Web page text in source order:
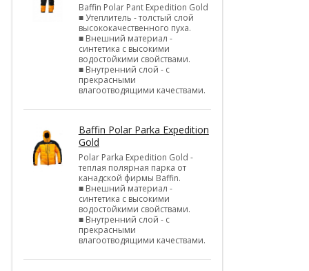
Baffin Polar Pant Expedition Gold
■ Утеплитель - толстый слой
высококачественного пуха.
■ Внешний материал -
синтетика с высокими
водостойкими свойствами.
■ Внутренний слой - с
прекрасными
влагоотводящими качествами.
Baffin Polar Parka Expedition
Gold
Polar Parka Expedition Gold -
теплая полярная парка от
канадской фирмы Baffin.
■ Внешний материал -
синтетика с высокими
водостойкими свойствами.
■ Внутренний слой - с
прекрасными
влагоотводящими качествами.